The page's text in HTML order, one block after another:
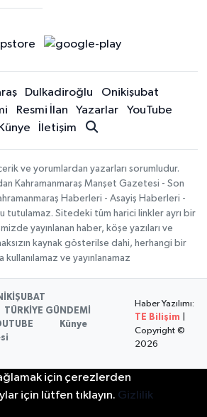
Dulkadiroğlu
Onikişubat
Resmi İlan Yazarlar
YouTube
Künye
İletişim
ve yorumlardan yazarları sorumludur.
Kahramanmaraş Manşet Gazetesi - Son
Haberleri - Asayiş Haberleri -
tutulamaz. Sitedeki tüm harici linkler ayrı bir
yayınlanan haber, köşe yazıları ve
kaynak gösterilse dahi, herhangi bir
kullanılamaz ve yayınlanamaz
TÜRKİYE GÜNDEMİ
Künye
Haber Yazılımı:
TE Bilişim
Copyright ©
2026
için çerezlerden
için lütfen tıklayın. Gizlilik